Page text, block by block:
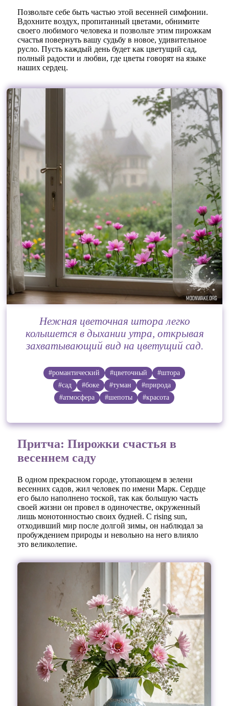
Позвольте себе быть частью этой весенней симфонии.
Вдохните воздух, пропитанный цветами, обнимите
своего любимого человека и позвольте этим пирожкам
счастья повернуть вашу судьбу в новое, удивительное
русло. Пусть каждый день будет как цветущий сад,
полный радости и любви, где цветы говорят на языке
наших сердец.
Нежная цветочная штора легко
колышется в дыхании утра, открывая
захватывающий вид на цветущий сад.
#романтический #цветочный
#штора
#сад
#боке #туман
#природа
#атмосфера
#шепоты #красота
Притча: Пирожки счастья в
весеннем саду
В одном прекрасном городе, утопающем в зелени
весенних садов, жил человек по имени Марк. Сердце
его было наполнено тоской, так как большую часть
своей жизни он провел в одиночестве, окруженный
лишь монотонностью своих будней. С rising sun,
отходивший мир после долгой зимы, он наблюдал за
пробуждением природы и невольно на него влияло
это великолепие.